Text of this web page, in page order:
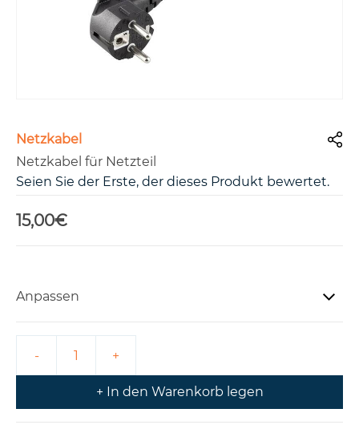
Netzkabel
Netzkabel für Netzteil
Seien Sie der Erste, der dieses Produkt bewertet.
15,00€
Anpassen
+ In den Warenkorb legen